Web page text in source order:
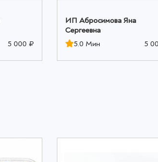
5 000 ₽
ИП Абросимова Яна
Сергеевна
5.0 Мин
5